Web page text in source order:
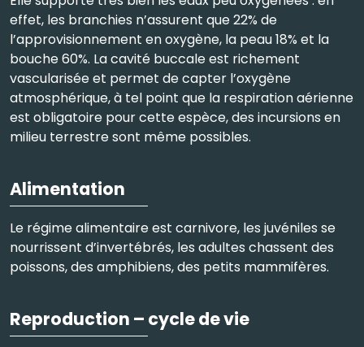
effet, les branchies n’assurent que 22% de
l’approvisionnement en oxygène, la peau 18% et la
bouche 60%. La cavité buccale est richement
vascularisée et permet de capter l’oxygène
atmosphérique, à tel point que la respiration aérienne
est obligatoire pour cette espèce, des incursions en
milieu terrestre sont même possibles.
Alimentation
Le régime alimentaire est carnivore, les juvéniles se
nourrissent d’invertébrés, les adultes chassent des
poissons, des amphibiens, des petits mammifères.
Reproduction – cycle de vie